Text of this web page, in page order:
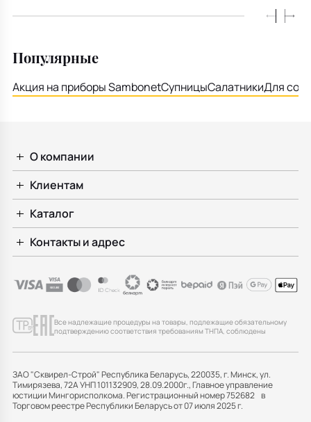
Популярные
Акция на приборы SambonetСупницыСалатникиДля
О компании
Клиентам
Каталог
Контакты и адрес
Все надлежащие процедуры на товары, подлежащие обязательному
подтверждению соответствия требованиям ТНПА, соблюдены
ЗАО "Сквирел-Строй" Республика Беларусь, 220035, г. Минск, ул.
Тимирязева, 72А УНП 101132909, 28.09.2000г., Главное управление
юстиции Мингорисполкома. Регистрационный номер 752682 в
Торговом реестре Республики Беларусь от 07 июля 2025 г.